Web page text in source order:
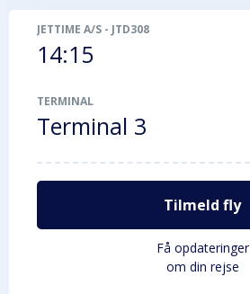
JETTIME A/S - JTD308
14:15
TERMINAL
Terminal 3
Tilmeld fly
Få opdateringer
om din rejse